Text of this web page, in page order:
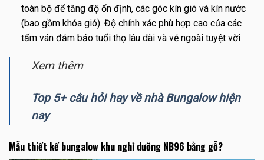
toàn bộ để tăng độ ổn định, các góc kín gió và kín nước
(bao gồm khóa gió). Độ chính xác phù hợp cao của các
tấm ván đảm bảo tuổi thọ lâu dài và vẻ ngoài tuyệt vời
Xem thêm
Top 5+ câu hỏi hay về nhà Bungalow hiện
nay
Mẫu thiết kế bungalow khu nghỉ dưỡng NB96 bằng gỗ?